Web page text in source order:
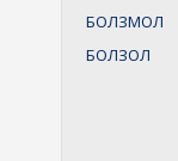
БОЛЗМОЛ
БОЛЗОЛ